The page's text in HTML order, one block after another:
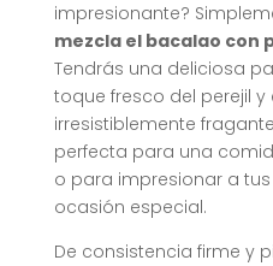
impresionante?
mezcla el bacalao con
Tendrás una deliciosa
toque fresco del perejil y
irresistiblemente
perfecta para una
o para impresionar a
ocasión especial.
De consistencia firme y